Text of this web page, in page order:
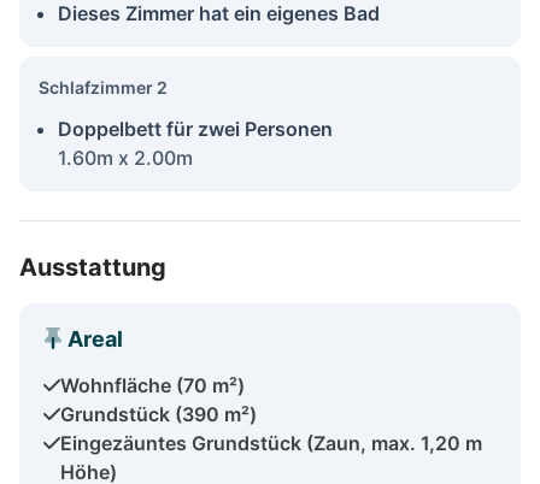
Dieses Zimmer hat ein eigenes Bad
Schlafzimmer 2
Doppelbett für zwei Personen
1.60m x 2.00m
Ausstattung
Areal
Wohnfläche (70 m²)
Grundstück (390 m²)
Eingezäuntes Grundstück (Zaun, max. 1,20 m
Höhe)